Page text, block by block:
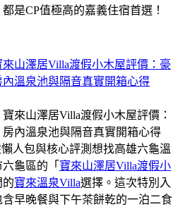
是CP值極高的嘉義住宿首選！
來山澤居Villa渡假小木屋評價：豪
溫泉池與隔音真實開箱心得
人包與核心評測想找高雄六龜溫
龜區的「 寶來山澤居Villa渡假小
的寶來溫泉Villa選擇。這次特別入
早晚餐與下午茶餅乾的一泊二食